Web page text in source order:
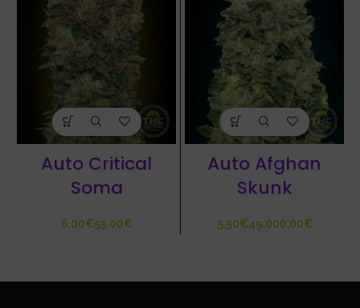
Auto Critical
Soma
€ €
Auto Afghan
Skunk
€ €